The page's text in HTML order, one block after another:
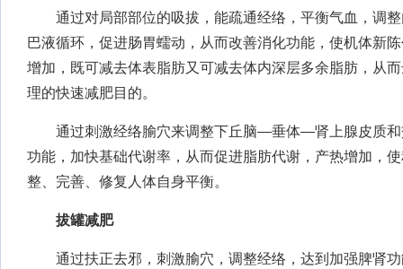
通过对局部部位的吸拔，能疏通经络，平衡气血，调整
巴液循环，促进肠胃蠕动，从而改善消化功能，使机体新
增加，既可减去体表脂肪又可减去体内深层多余脂肪，从
理的快速减肥目的。
通过刺激经络腧穴来调整下丘脑—垂体—肾上腺皮质和
功能，加快基础代谢率，从而促进脂肪代谢，产热增加，
整、完善、修复人体自身平衡。
拔罐减肥
通过扶正去邪，刺激腧穴，调整经络，达到加强脾肾功